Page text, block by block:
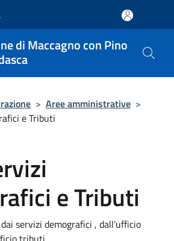
di Maccagno con Pino
> Aree amministrative >
e Tributi
e Tributi
servizi demografici , dall'ufficio